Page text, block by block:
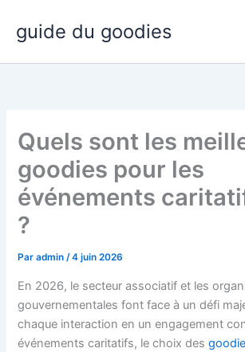
contenu
guide du goodies
Quels sont les
goodies pour les
événements
?
Paradmin/4 juin 2026
En 2026, le secteur associatif et les
gouvernementales font face à un défi
chaque interaction en un engagement
événements caritatifs, le choix des